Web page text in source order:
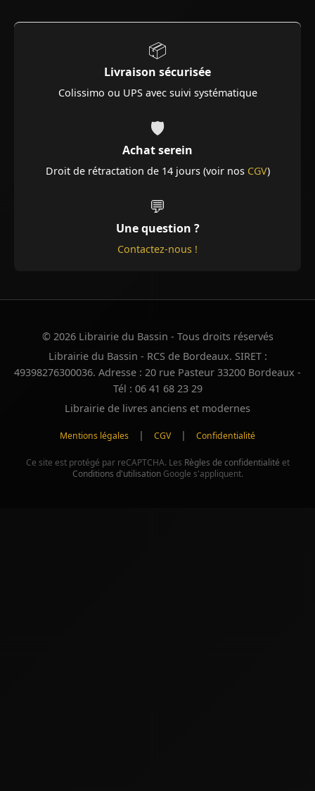
📦
Livraison sécurisée
Colissimo ou UPS avec suivi systématique
🛡️
Achat serein
Droit de rétractation de 14 jours (voir nos CGV)
💬
Une question ?
Contactez-nous !
© 2026 Librairie du Bassin - Tous droits réservés
Librairie du Bassin - RCS de Bordeaux. SIRET :
49398276300036. Adresse : 20 rue Pasteur 33200 Bordeaux -
Tél : 06 41 68 23 29
Librairie de livres anciens et modernes
Mentions légales | CGV | Confidentialité
Ce site est protégé par reCAPTCHA. Les Règles de confidentialité et
Conditions d'utilisationGoogle s'appliquent.